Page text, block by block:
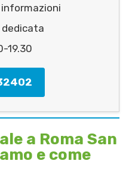
19.30
a Roma San
e come